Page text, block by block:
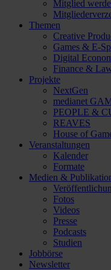
Mitglied
Themen
Creative
Games & E-
Digital
Finance &
Projekte
NextGen
medianet
PEOPLE &
REAVES
House of
Veranstaltungen
Kalender
Formate
Medien &
Fotos
Videos
Presse
Podcasts
Studien
Jobbörse
Newsletter